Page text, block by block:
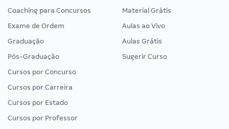
Coaching para Concursos
Exame de Ordem
Graduação
Pós-Graduação
Cursos por Concurso
Cursos por Carreira
Cursos por Estado
Cursos por Professor
Material Grátis
Aulas ao Vivo
Aulas Grátis
Sugerir Curso